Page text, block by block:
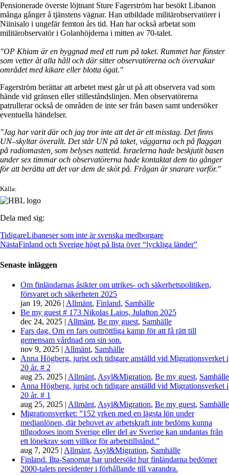
Pensionerade överste löjtnant Sture Fagerström har besökt Libanon
många gånger å tjänstens vägnar. Han utbildade militärobservatörer i
Niinisalo i ungefär femton års tid. Han har också arbetat som
militärobservatör i Golanhöjderna i mitten av 70-talet.
"OP Khiam är en byggnad med ett rum på taket. Rummet har fönster
som vetter åt alla håll och där sitter observatörerna och övervakar
området med kikare eller blotta ögat."
Fagerström berättar att arbetet mest går ut på att observera vad som
hände vid gränsen eller stilleståndslinjen. Men observatörerna
patrullerar också de områden de inte ser från basen samt undersöker
eventuella händelser.
"Jag har varit där och jag tror inte att det är ett misstag. Det finns
UN–skyltar överallt. Det står UN på taket, väggarna och på flaggan
på radiomasten, som belyses nattetid. Israelerna hade beskjutit basen
under sex timmar och observatörerna hade kontaktat dem tio gånger
för att berätta att det var dem de sköt på. Frågan är snarare varför."
Källa:
Dela med sig:
TidigareLibaneser som inte är svenska medborgare
NästaFinland och Sverige högt på lista över “lyckliga länder”
Senaste inläggen
Om finländarnas åsikter om utrikes- och säkerhetspolitiken,
försvaret och säkerheten 2025
jan 19, 2026 | Allmänt, Finland, Samhälle
Be my guest # 173 Nikolas Laios, Julafton 2025
dec 24, 2025 | Allmänt, Be my guest, Samhälle
Fars dag. Om en fars outtröttliga kamp för att få rätt till
gemensam vårdnad om sin son.
nov 9, 2025 | Allmänt, Samhälle
Anna Högberg, jurist och tidigare anställd vid Migrationsverket i
20 år. # 2
aug 25, 2025 | Allmänt, Asyl&Migration, Be my guest, Samhälle
Anna Högberg, jurist och tidigare anställd vid Migrationsverket i
20 år. # 1
aug 25, 2025 | Allmänt, Asyl&Migration, Be my guest, Samhälle
Migrationsverket: ”152 yrken med en lägsta lön under
medianlönen, där behovet av arbetskraft inte bedöms kunna
tillgodoses inom Sverige eller del av Sverige kan undantas från
ett lönekrav som villkor för arbetstillstånd.”
aug 7, 2025 | Allmänt, Asyl&Migration, Samhälle
Finland. Ilta-Sanomat har undersökt hur finländarna bedömer
2000-talets presidenter i förhållande till varandra.